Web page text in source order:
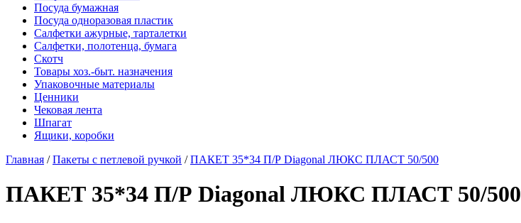
Посуда бумажная
Посуда одноразовая пластик
Салфетки ажурные, тарталетки
Салфетки, полотенца, бумага
Скотч
Товары хоз.-быт. назначения
Упаковочные материалы
Ценники
Чековая лента
Шпагат
Ящики, коробки
Главная /Пакеты с петлевой ручкой /ПАКЕТ 35*34 П/Р Diagonal ЛЮКС ПЛАСТ 50/500
ПАКЕТ 35*34 П/Р Diagonal ЛЮКС ПЛАСТ 50/500